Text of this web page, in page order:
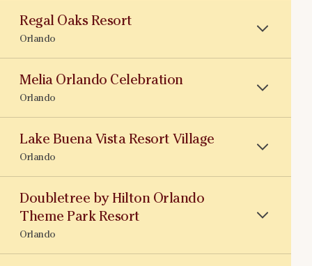
Regal Oaks Resort
Orlando
Melia Orlando Celebration
Orlando
Lake Buena Vista Resort Village
Orlando
Doubletree by Hilton Orlando
Theme Park Resort
Orlando